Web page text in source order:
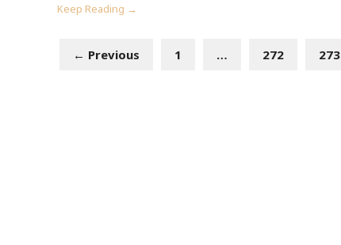
Keep Reading →
← Previous 1 … 272 273